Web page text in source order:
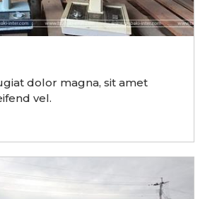
dolor magna, sit amet
vel.